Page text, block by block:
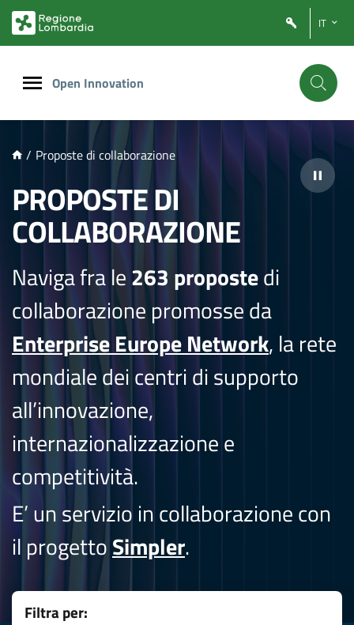
PRINCIPALE
IT
Open Innovation
/ Proposte di collaborazione
PROPOSTE DI
COLLABORAZIONE
Naviga fra le263 propostedi
collaborazione promosse da
Enterprise Europe Network, la rete
mondiale dei centri di supporto
all’innovazione,
internazionalizzazione e
competitività.
E’ un servizio in collaborazione con
il progettoSimpler.
Filtra per: